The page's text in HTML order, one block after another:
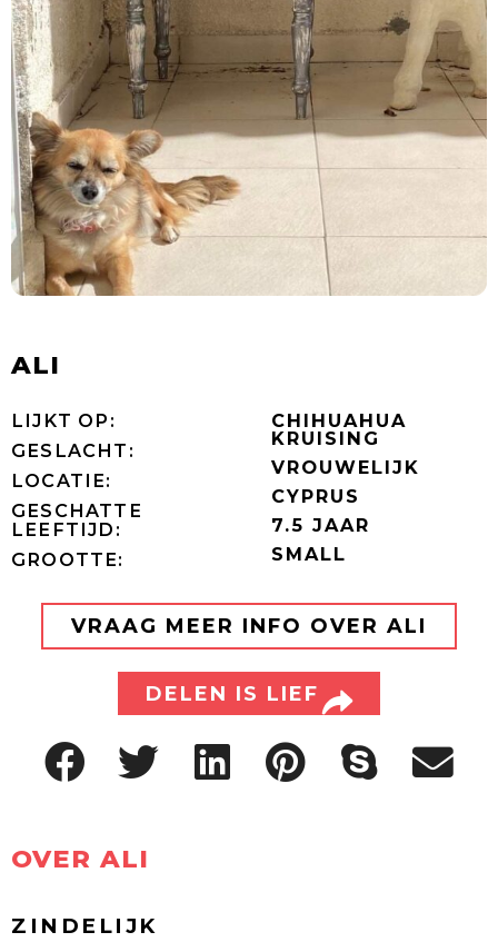
ALI
LIJKT OP:
GESLACHT:
LOCATIE:
GESCHATTE
LEEFTIJD:
GROOTTE:
CHIHUAHUA
KRUISING
VROUWELIJK
CYPRUS
7.5 JAAR
SMALL
VRAAG MEER INFO OVER ALI
DELEN IS LIEF
OVER ALI
ZINDELIJK